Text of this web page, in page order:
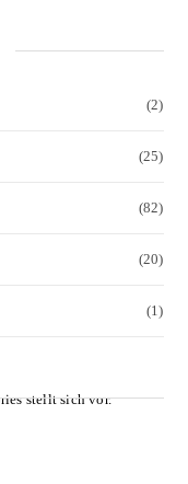
(2)
(25)
(82)
(20)
(1)